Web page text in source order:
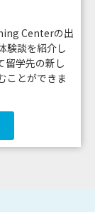
Centerの出
験談を紹介し
留学先の新し
ことができま